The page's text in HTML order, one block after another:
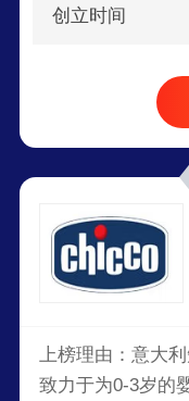
创立时间
上榜理由：意大
致力于为0-3岁的